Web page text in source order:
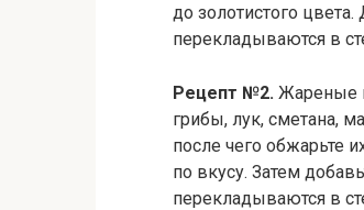
до золотистого
перекладываются в
Рецепт №2. Жареные
грибы, лук, сметана,
после чего обжарьте
по вкусу. Затем
перекладываются в